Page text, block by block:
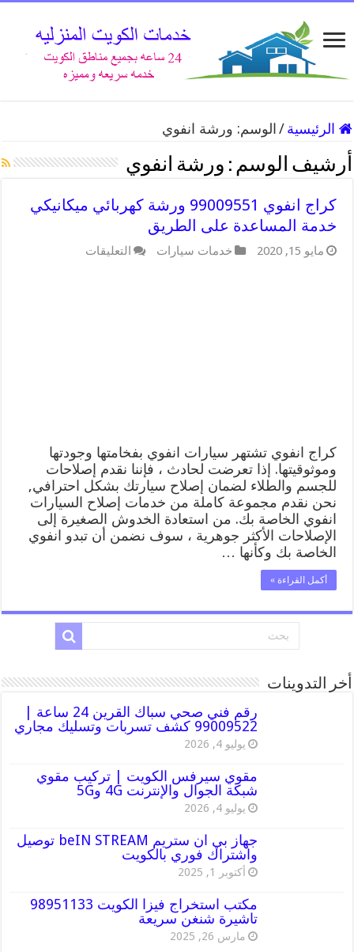
الرئيسية / الوسم: ورشة انفوي
أرشيف الوسم : ورشة انفوي
كراج انفوي 99009551 ورشة كهربائي ميكانيكي
خدمة المساعدة على الطريق
مايو 15, 2020 خدمات سيارات التعليقات
كراج انفوي تشتهر سيارات انفوي بفخامتها وجودتها
وموثوقيتها. إذا تعرضت لحادث ، فإننا نقدم إصلاحات
للجسم والطلاء لضمان إصلاح سيارتك بشكل احترافي,
نحن نقدم مجموعة كاملة من خدمات إصلاح السيارات
انفوي الخاصة بك. من استعادة الخدوش الصغيرة إلى
الإصلاحات الأكثر جوهرية ، سوف نضمن أن تبدو انفوي
الخاصة بك وكأنها …
أكمل القراءة »
أخر التدوينات
رقم فني صحي سباك القرين 24 ساعة |
99009522 كشف تسربات وتسليك مجاري
يوليو 4, 2026
مقوي سيرفس الكويت | تركيب مقوي
شبكة الجوال والإنترنت 4G و5G
يوليو 4, 2026
جهاز بي ان ستريم beIN STREAM توصيل
واشتراك فوري بالكويت
أكتوبر 1, 2025
مكتب استخراج فيزا الكويت 98951133
تاشيرة شنغن سريعة
مارس 26, 2025